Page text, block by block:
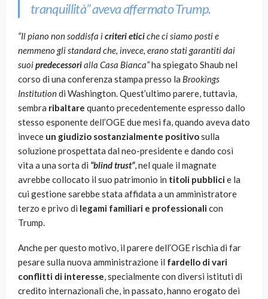
tranquillità”aveva affermato Trump.
“Il piano non soddisfa icriteri eticiche ci siamo posti e
nemmeno gli standard che, invece, erano stati garantiti dai
suoipredecessorialla Casa Bianca”ha spiegato Shaub nel
corso di una conferenza stampa presso la Brookings
Institutiondi Washington. Quest’ultimo parere, tuttavia,
sembra ribaltare quanto precedentemente espresso dallo
stesso esponente dell’OGE due mesi fa, quando aveva dato
invece un giudizio sostanzialmente positivosulla
soluzione prospettata dal neo-presidente e dando così
vita a una sorta di “blind trust”, nel quale il magnate
avrebbe collocato il suo patrimonio in titoli pubblicie la
cui gestione sarebbe stata affidata a un amministratore
terzo e privo di legami familiari e professionalicon
Trump.
Anche per questo motivo, il parere dell’OGE rischia di far
pesare sulla nuova amministrazione il fardello di vari
conflitti di interesse, specialmente con diversi istituti di
credito internazionali che, in passato, hanno erogato dei